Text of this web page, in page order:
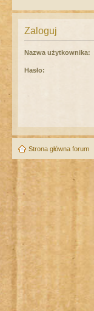
Zaloguj
Nazwa użytkownika:
Hasło:
Strona główna forum